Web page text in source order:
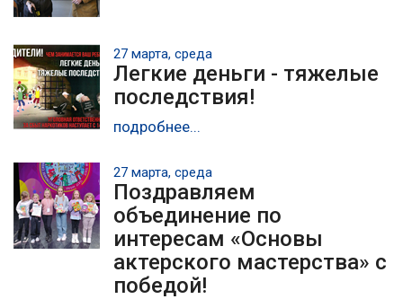
27 марта, среда
Легкие деньги - тяжелые
последствия!
подробнее...
27 марта, среда
Поздравляем
объединение по
интересам «Основы
актерского мастерства» с
победой!